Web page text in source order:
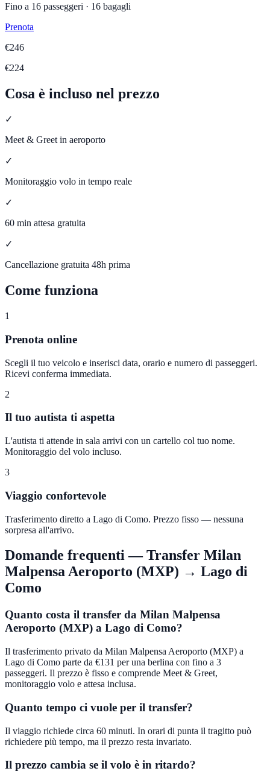
Fino a 16 passeggeri · 16 bagagli
Prenota
€246
€224
Cosa è incluso nel prezzo
✓
Meet & Greet in aeroporto
✓
Monitoraggio volo in tempo reale
✓
60 min attesa gratuita
✓
Cancellazione gratuita 48h prima
Come funziona
1
Prenota online
Scegli il tuo veicolo e inserisci data, orario e numero di passeggeri.
Ricevi conferma immediata.
2
Il tuo autista ti aspetta
L'autista ti attende in sala arrivi con un cartello col tuo nome.
Monitoraggio del volo incluso.
3
Viaggio confortevole
Trasferimento diretto a Lago di Como. Prezzo fisso — nessuna
sorpresa all'arrivo.
Domande frequenti — Transfer Milan
Malpensa Aeroporto (MXP) → Lago di
Como
Quanto costa il transfer da Milan Malpensa
Aeroporto (MXP) a Lago di Como?
Il trasferimento privato da Milan Malpensa Aeroporto (MXP) a
Lago di Como parte da €131 per una berlina con fino a 3
passeggeri. Il prezzo è fisso e comprende Meet & Greet,
monitoraggio volo e attesa inclusa.
Quanto tempo ci vuole per il transfer?
Il viaggio richiede circa 60 minuti. In orari di punta il tragitto può
richiedere più tempo, ma il prezzo resta invariato.
Il prezzo cambia se il volo è in ritardo?